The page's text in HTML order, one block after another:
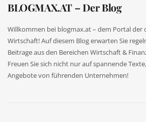
BLOGMAX.AT – Der Blog
Willkommen bei blogmax.at – dem Portal der
Wirtschaft! Auf diesem Blog erwarten Sie
Beitrage aus den Bereichen Wirtschaft &
Freuen Sie sich nicht nur auf spannende
Angebote von führenden Unternehmen!